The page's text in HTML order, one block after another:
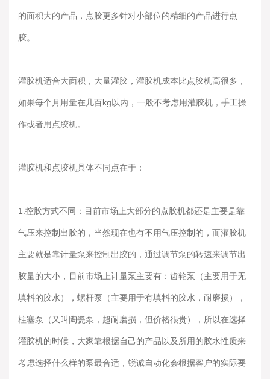
的面积大的产品，点胶更多针对小部位的精细的产品进行点
胶。
灌胶机适合大面积，大量灌胶，灌胶机成本比点胶机高很多，
如果每个月用量在几百kg以内，一般不考虑用灌胶机，手工操
作或者用点胶机。
灌胶机和点胶机具体不同点在于：
1.控胶方式不同：目前市场上大部分的点胶机都还是主要是靠
气压来控制出胶的，当然现在也有不用气压控制的，而灌胶机
主要就是靠计量泵来控制出胶的，通过调节泵的转速来调节出
胶量的大小，目前市场上计量泵主要有：齿轮泵（主要用于无
填料的胶水），螺杆泵（主要用于有填料的胶水，耐磨损），
柱塞泵（又叫陶瓷泵，超耐磨损，但价格很贵），所以在选择
灌胶机的时候，大家靠根据自己的产品以及所用的胶水性质来
考虑选择什么样的泵最合适，锐诚自动化会根据客户的实际要